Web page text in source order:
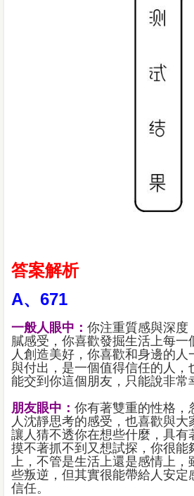
答案解析
A、671
一般人眼中： 你注重質感與深度
膩感受，你喜歡發掘生活上每一
人創造美好，你喜歡和身邊的
與付出，是一個值得信任的人，
能交到你這個朋友，只能說非常
朋友眼中： 你有著雙重的性格，
人沈靜思考的感受，也喜歡與大
讓人猜不透你在想些什麼，具有
摸不著抓不到又想試探，你很能
上，不管是生活上還是感情上
些叛逆，但其實很能帶給人安定
信任。